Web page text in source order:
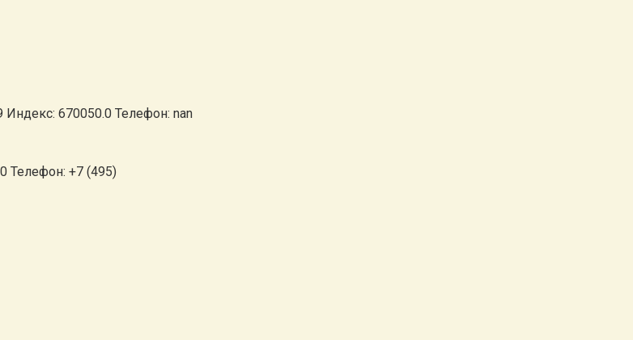
Индекс: 670050.0 Телефон: nan
Телефон: +7 (495)